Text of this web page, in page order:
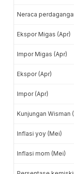
Neraca
Ekspor Migas (Apr)
Impor Migas (Apr)
Ekspor (Apr)
Impor (Apr)
Kunjungan Wisman
Inflasi yoy (Mei)
Inflasi mom (Mei)